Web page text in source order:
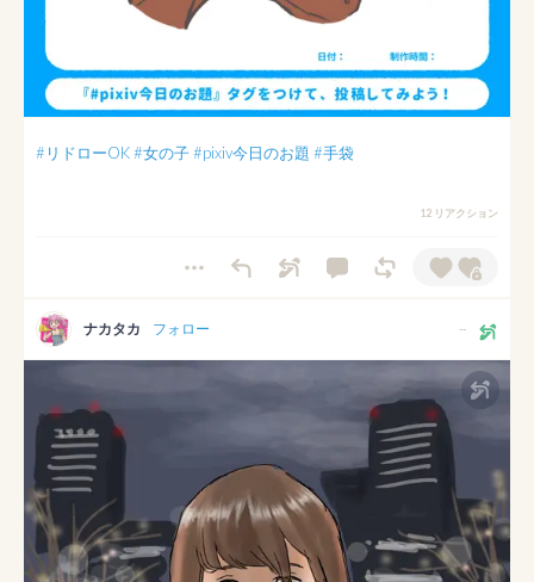
#リドローOK#女の子#pixiv今日のお題 #手袋
12 リアクション
ナカタカ フォロー --